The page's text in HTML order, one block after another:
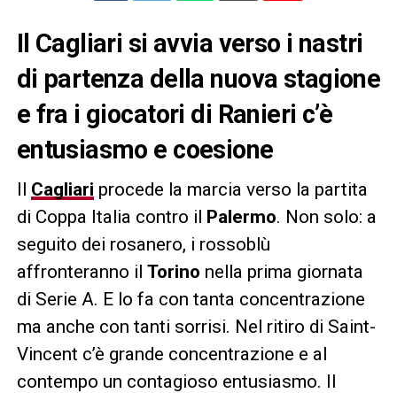
Il Cagliari si avvia verso i nastri
di partenza della nuova stagione
e fra i giocatori di Ranieri c’è
entusiasmo e coesione
Il Cagliari procede la marcia verso la partita
di Coppa Italia contro il Palermo. Non solo: a
seguito dei rosanero, i rossoblù
affronteranno il Torino nella prima giornata
di Serie A. E lo fa con tanta concentrazione
ma anche con tanti sorrisi. Nel ritiro di Saint-
Vincent c’è grande concentrazione e al
contempo un contagioso entusiasmo. Il